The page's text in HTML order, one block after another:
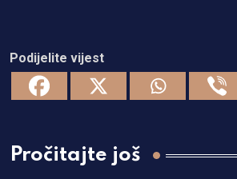
Podijelite vijest
Pročitajte još